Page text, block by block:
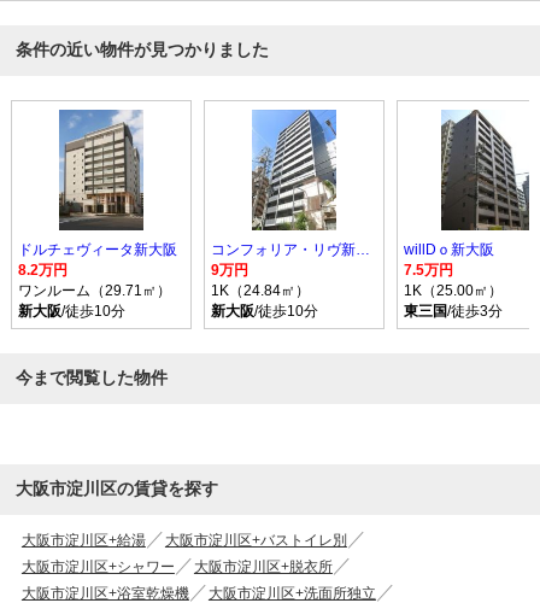
条件の近い物件が見つかりました
ドルチェヴィータ新大阪
8.2万円
ワンルーム（29.71㎡）
新大阪/徒歩10分
コンフォリア・リヴ新大阪WEST
9万円
1K（24.84㎡）
新大阪/徒歩10分
willDｏ新大阪
7.5万円
1K（25.00㎡）
東三国/徒歩3分
今まで閲覧した物件
大阪市淀川区の賃貸を探す
大阪市淀川区+給湯
大阪市淀川区+バストイレ別
大阪市淀川区+シャワー
大阪市淀川区+脱衣所
大阪市淀川区+浴室乾燥機
大阪市淀川区+洗面所独立